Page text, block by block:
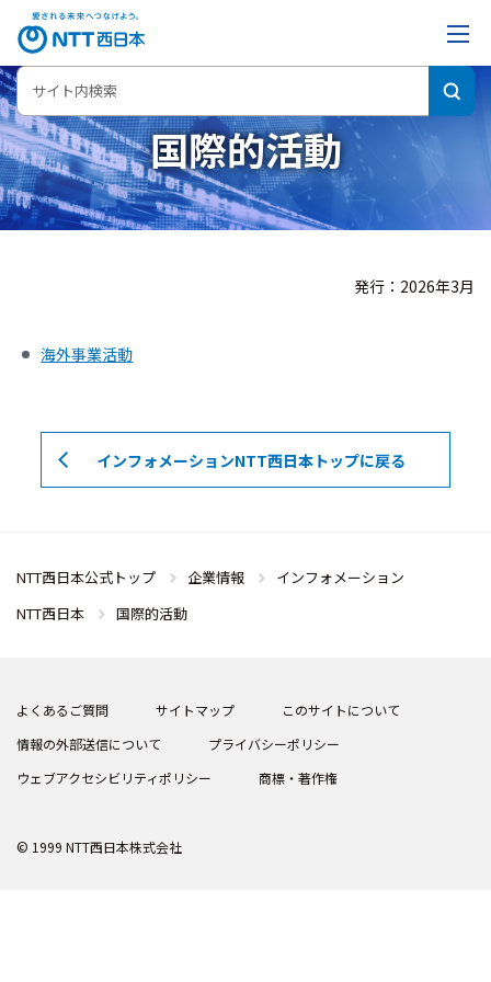
国際的活動
発行：2026年3月
海外事業活動
インフォメーションNTT西日本トップに戻る
NTT西日本公式トップ 企業情報
インフォメーション
NTT西日本
国際的活動
よくあるご質問 サイトマップ
このサイトについて
情報の外部送信について
プライバシーポリシー
ウェブアクセシビリティポリシー
商標・著作権
© 1999 NTT西日本株式会社